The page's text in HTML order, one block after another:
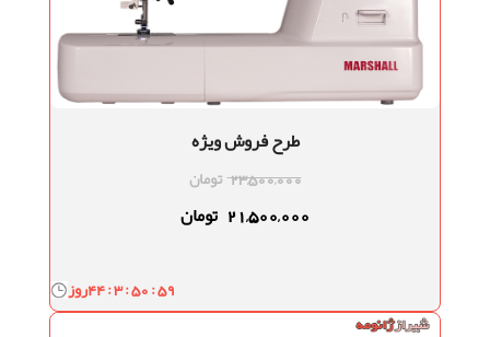
طرح فروش ویژه
23,500,000 تومان
21,500,000 تومان
روز44 : 3 : 50 : 58